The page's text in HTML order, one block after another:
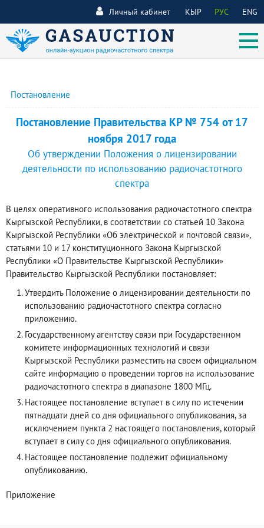
КЫР РУС ENG
Личный кабинет
Постановление
Постановление Правительства КР № 754 от 17
ноября 2017 года
Об утверждении Положения о лицензировании
деятельности по использованию радиочастотного
спектра
В целях оперативного использования радиочастотного спектра
Кыргызской Республики, в соответствии со статьей 10 Закона
Кыргызской Республики «Об электрической и почтовой связи»,
статьями 10 и 17 конституционного Закона Кыргызской
Республики «О Правительстве Кыргызской Республики»
Правительство Кыргызской Республики постановляет:
Утвердить Положение о лицензировании деятельности по
использованию радиочастотного спектра согласно
приложению.
Государственному агентству связи при Государственном
комитете информационных технологий и связи
Кыргызской Республики разместить на своем официальном
сайте информацию о проведении торгов на использование
радиочастотного спектра в диапазоне 1800 МГц.
Настоящее постановление вступает в силу по истечении
пятнадцати дней со дня официального опубликования, за
исключением пункта 2 настоящего постановления, который
вступает в силу со дня официального опубликования.
Настоящее постановление подлежит официальному
опубликованию.
Приложение